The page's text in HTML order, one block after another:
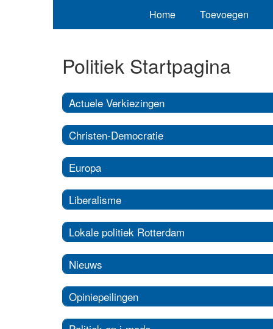
Home Toevoegen
Politiek Startpagina
Actuele Verkiezingen
Christen-Democratie
Europa
Liberalisme
Lokale politiek Rotterdam
Nieuws
Opiniepeilingen